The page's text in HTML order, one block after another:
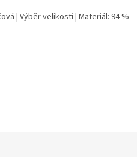
| Výběr velikostí | Materiál: 94 %